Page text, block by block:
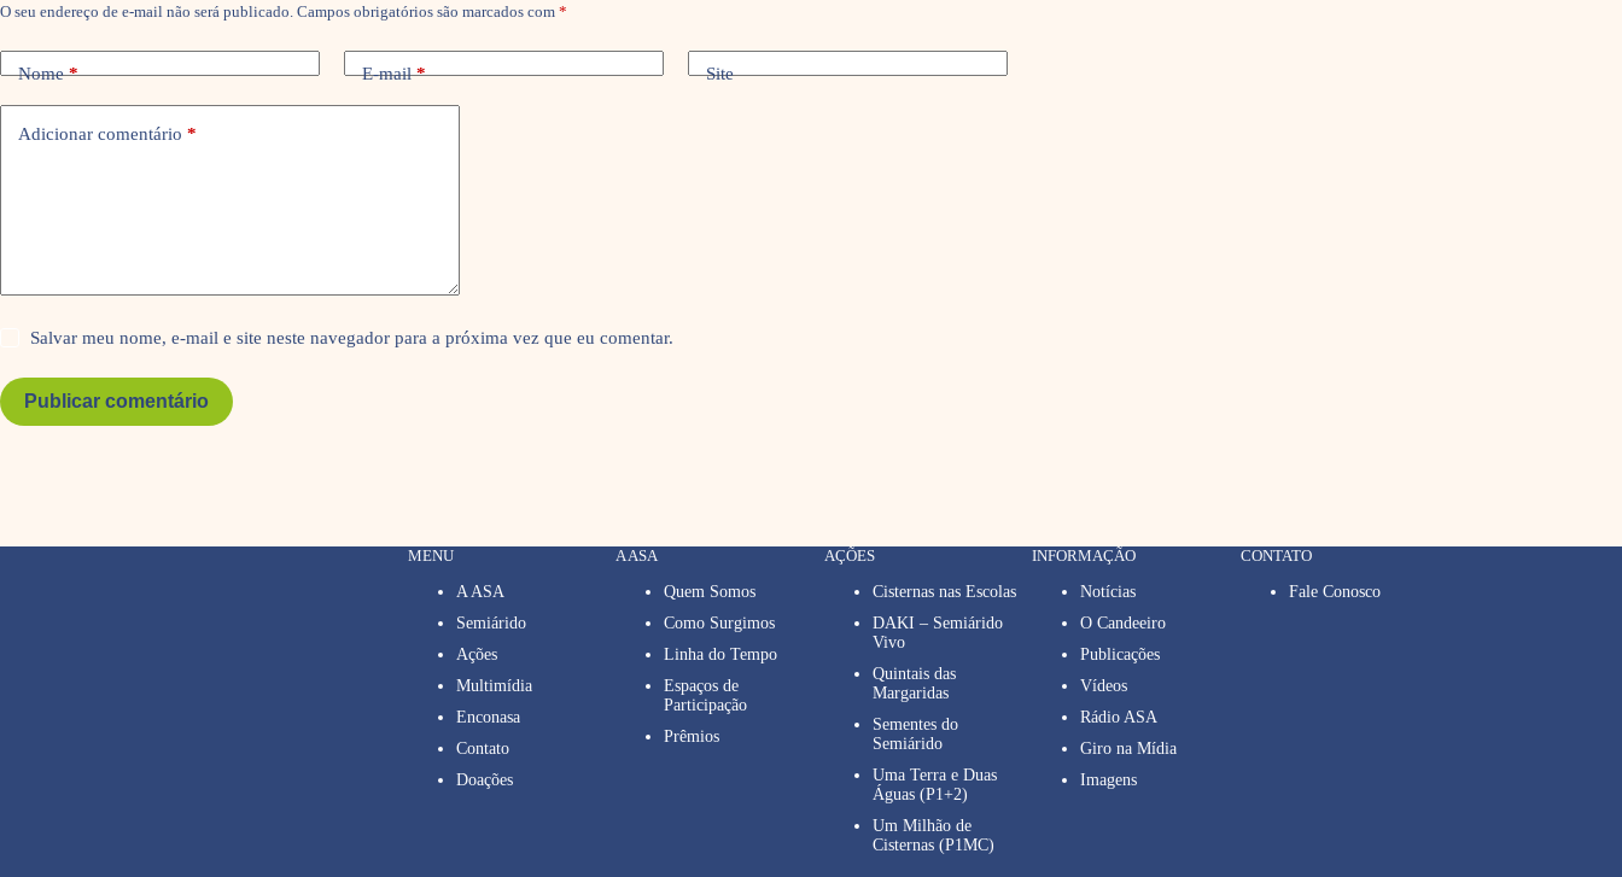
O seu endereço de e-mail não será publicado. Campos obrigatórios são marcados com *
Nome* E-mail* Site
Adicionar comentário *
Salvar meu nome, e-mail e site neste navegador para a próxima vez que eu comentar.
Publicar comentário
MENU
A ASA
Semiárido
Ações
Multimídia
Enconasa
Contato
Doações
A ASA
Quem Somos
Como Surgimos
Linha do Tempo
Espaços de
Participação
Prêmios
AÇÕES
Cisternas nas Escolas
DAKI – Semiárido
Vivo
Quintais das
Margaridas
Sementes do
Semiárido
Uma Terra e Duas
Águas (P1+2)
Um Milhão de
Cisternas (P1MC)
INFORMAÇÃO
Notícias
O Candeeiro
Publicações
Vídeos
Rádio ASA
Giro na Mídia
Imagens
CONTATO
Fale Conosco